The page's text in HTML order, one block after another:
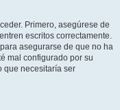
Primero, asegúrese de
escritos correctamente.
asegurarse de que no ha
mal configurado por su
que necesitaría ser